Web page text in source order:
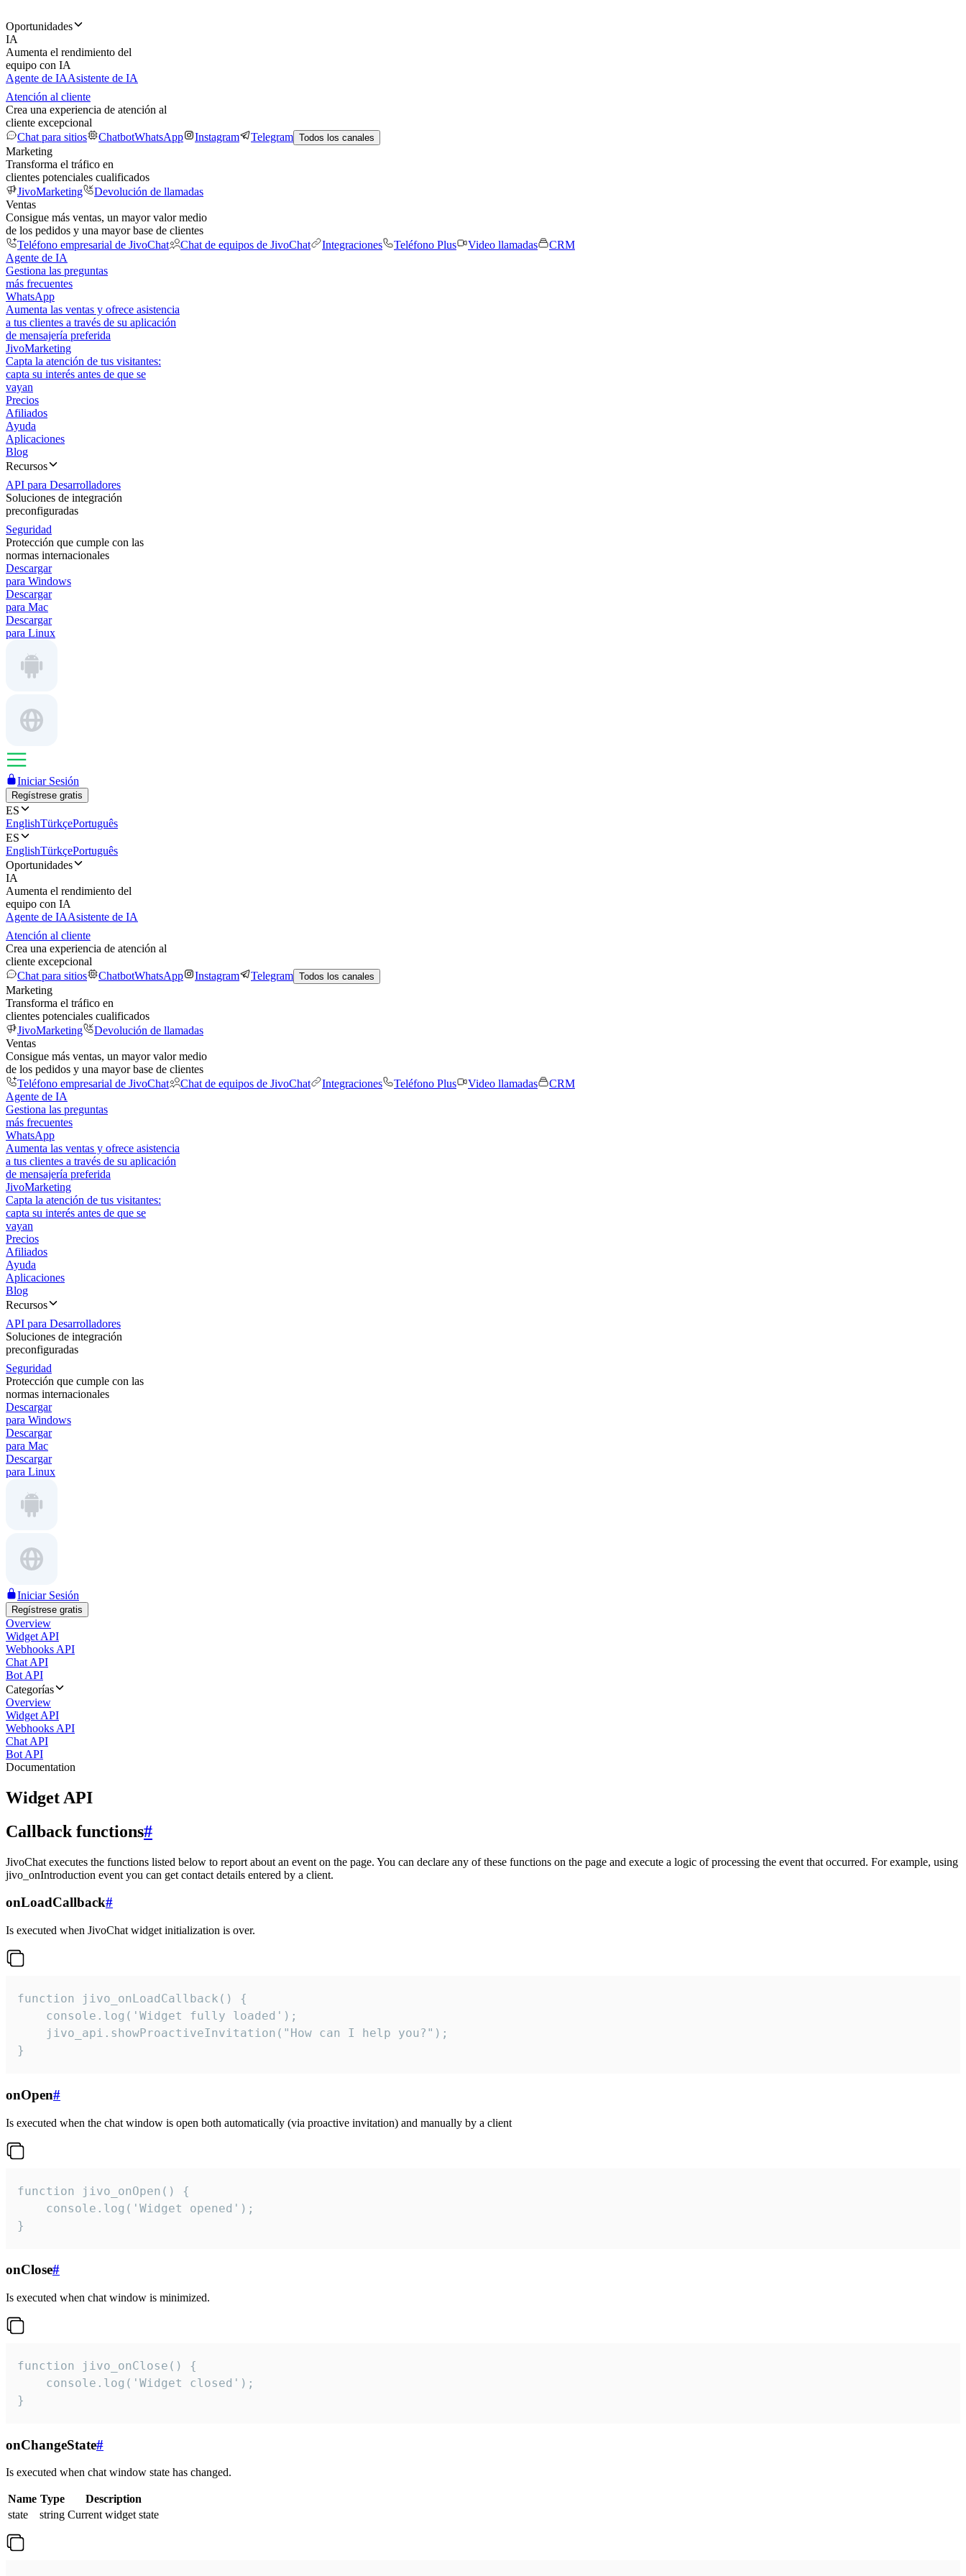
Oportunidades
IA
Aumenta el rendimiento del
equipo con IA
Agente de IAAsistente de IA
Atención al cliente
Crea una experiencia de atención al
cliente excepcional
Chat para sitios
ChatbotWhatsApp Instagram Telegram Todos los canales
Marketing
Transforma el tráfico en
clientes potenciales cualificados
JivoMarketing
Devolución de llamadas
Ventas
Consigue más ventas, un mayor valor medio
de los pedidos y una mayor base de clientes
Teléfono empresarial de JivoChat
Chat de equipos de JivoChat Integraciones Teléfono Plus Video llamadas
CRM
Agente de IA
Gestiona las preguntas
más frecuentes
WhatsApp
Aumenta las ventas y ofrece asistencia
a tus clientes a través de su aplicación
de mensajería preferida
JivoMarketing
Capta la atención de tus visitantes:
capta su interés antes de que se
vayan
Precios
Afiliados
Ayuda
Aplicaciones
Blog
Recursos
API para Desarrolladores
Soluciones de integración
preconfiguradas
Seguridad
Protección que cumple con las
normas internacionales
Descargar
para Windows
Descargar
para Mac
Descargar
para Linux
Iniciar Sesión
Regístrese gratis
ES
EnglishTürkçePortuguês
ES
EnglishTürkçePortuguês
Oportunidades
IA
Aumenta el rendimiento del
equipo con IA
Agente de IAAsistente de IA
Atención al cliente
Crea una experiencia de atención al
cliente excepcional
Chat para sitios
ChatbotWhatsApp Instagram Telegram Todos los canales
Marketing
Transforma el tráfico en
clientes potenciales cualificados
JivoMarketing
Devolución de llamadas
Ventas
Consigue más ventas, un mayor valor medio
de los pedidos y una mayor base de clientes
Teléfono empresarial de JivoChat
Chat de equipos de JivoChat Integraciones Teléfono Plus Video llamadas
CRM
Agente de IA
Gestiona las preguntas
más frecuentes
WhatsApp
Aumenta las ventas y ofrece asistencia
a tus clientes a través de su aplicación
de mensajería preferida
JivoMarketing
Capta la atención de tus visitantes:
capta su interés antes de que se
vayan
Precios
Afiliados
Ayuda
Aplicaciones
Blog
Recursos
API para Desarrolladores
Soluciones de integración
preconfiguradas
Seguridad
Protección que cumple con las
normas internacionales
Descargar
para Windows
Descargar
para Mac
Descargar
para Linux
Iniciar Sesión
Regístrese gratis
Overview
Widget API
Webhooks API
Chat API
Bot API
Categorías
Overview
Widget API
Webhooks API
Chat API
Bot API
Documentation
Widget API
Callback functions#
JivoChat executes the functions listed below to report about an event on the page. You can declare any of these functions on the page and execute a logic of processing the event that occurred. For example, using
jivo_onIntroduction event you can get contact details entered by a client.
onLoadCallback#
Is executed when JivoChat widget initialization is over.
function jivo_onLoadCallback() {
    console.log('Widget fully loaded');
    jivo_api.showProactiveInvitation("How can I help you?");
}
onOpen#
Is executed when the chat window is open both automatically (via proactive invitation) and manually by a client
function jivo_onOpen() {
    console.log('Widget opened');
}
onClose#
Is executed when chat window is minimized.
function jivo_onClose() {
    console.log('Widget closed');
}
onChangeState#
Is executed when chat window state has changed.
Name Type
Description
state
string Current widget state